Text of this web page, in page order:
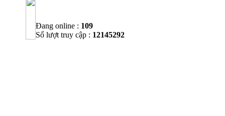
Đang online : 109
Số lượt truy cập : 12145292